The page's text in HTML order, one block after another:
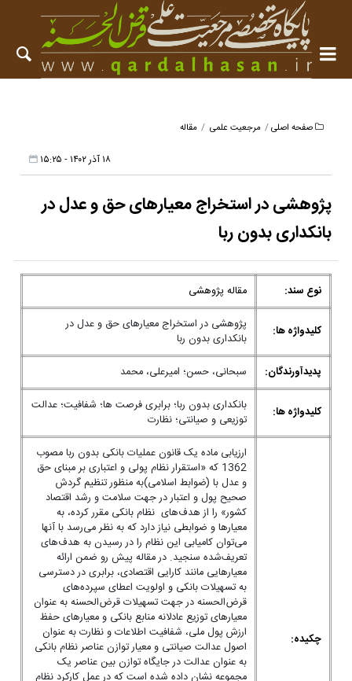
صفحه اصلی مرجعیت علمی مقاله
۱۸ آذر ۱۴۰۲ - ۱۵:۲۵
پژوهشی در استخراج معیارهای حق و عدل در
بانکداری بدون ربا
نوع سند: مقاله پژوهشی
کلیدواژه ها:
پژوهشی در استخراج معیارهای حق و عدل در
بانکداری بدون ربا
پدیدآورندگان:
سبحانی، حسن؛ امیرعلی، محمد
کلیدواژه ها:
بانکداری بدون ربا؛ برابری فرصت ها؛ شفافیت؛ عدالت
توزیعی و صیانتی؛ نظارت
چکیده:
ارزیابی ماده یک قانون عملیات بانکی بدون ربا مصوب
1362 که «استقرار نظام پولی و اعتباری بر مبنای حق
و عدل با (ضوابط اسلامی)به منظور تنظیم گردش
صحیح پول و اعتبار در جهت سلامت و رشد اقتصاد
کشور» را از هدف‌های نظام بانکی مقرر کرده، به
معیارها و ضوابطی نیاز دارد که به نظر می‌‌‌رسد با آنها
می‌‌‌توان کامیابی این نظام را در رسیدن به هدف‌های
تعریف‌شده سنجید. در مقاله پیش رو ضمن ارائه
معیارهایی مانند کارایی اقتصادی، برابری در دسترسی
به تسهیلات بانکی و اولویت اعطای سپرده‌‌‌های
قرض‌‌‌الحسنه در جهت تسهیلات قرض‌‌‌الحسنه به‌ عنوان
معیارهای توزیع عادلانه منابع بانکی و معیارهای حفظ
ارزش پول ملی، شفافیت اطلاعات و نظارت به‌ عنوان
اصول عدالت صیانتی و معیار توازن عناصر نظام بانکی
به‌ عنوان عدالت در جایگاه توازن بین عناصر یک
مجموعه نشان داده شده است که در عمل کارکرد نظام